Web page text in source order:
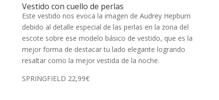
Vestido con cuello de perlas
Este vestido nos evoca la imagen de Audrey Hepburn
debido al detalle especial de las perlas en la zona del
escote sobre ese modelo básico de vestido, que es la
mejor forma de destacar tu lado elegante logrando
resaltar como la mejor vestida de la noche.
SPRINGFIELD 22,99€